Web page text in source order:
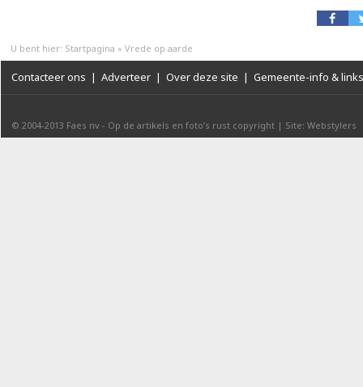
U bent hier: Startpagina » Vrede op aarde
Contacteer ons | Adverteer | Over deze site | Gemeente-info & links
© 2004-2013 Faes nv - Op de artikels en foto’s rust copyright | Site: Webstylers